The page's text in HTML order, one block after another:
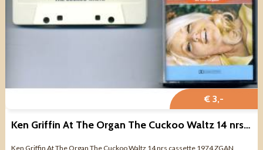
€ 3,-
Ken Griffin At The Organ The Cuckoo Waltz 14 nrs cassette ZGAN
Ken Griffin At The Organ The Cuckoo Waltz 14 nrs cassette 1974 ZGAN